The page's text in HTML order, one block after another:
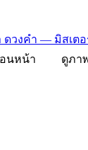
งคำ — มิสเตอ
นหน้า
ดูภา